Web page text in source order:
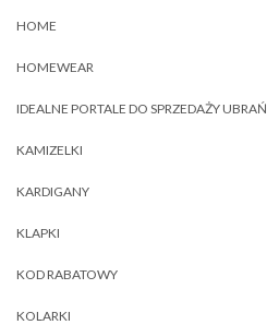
HOME
HOMEWEAR
IDEALNE PORTALE DO SPRZEDAŻY UBRAŃ
KAMIZELKI
KARDIGANY
KLAPKI
KOD RABATOWY
KOLARKI